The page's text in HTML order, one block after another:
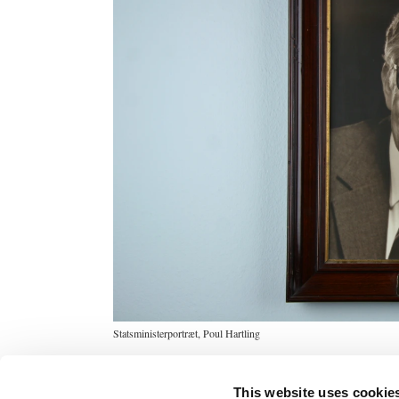
This website uses
Statsministerportræt, Poul Hartling